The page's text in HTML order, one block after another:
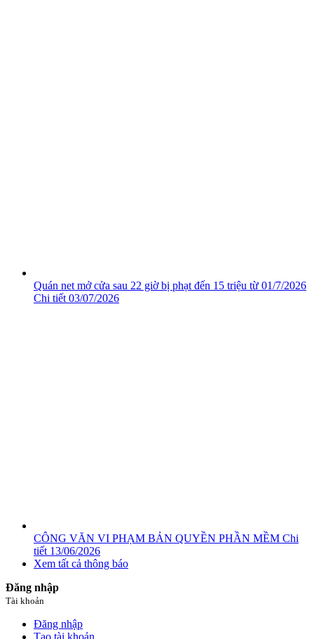
Quán net mở cửa sau 22 giờ bị phạt đến 15 triệu từ 01/7/2026
Chi tiết 03/07/2026
CÔNG VĂN VI PHẠM BẢN QUYỀN PHẦN MỀM Chi
tiết 13/06/2026
Xem tất cả thông báo
Đăng nhập
Tài khoản
Đăng nhập
Tạo tài khoản